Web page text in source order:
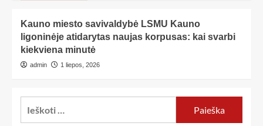
Kauno miesto savivaldybė LSMU Kauno
ligoninėje atidarytas naujas korpusas: kai svarbi
kiekviena minutė
admin 1 liepos, 2026